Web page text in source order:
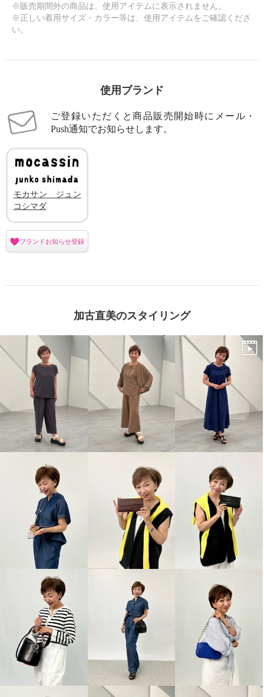
※販売期間外の商品は、使用アイテムに表示されません。
※正しい着用サイズ・カラー等は、使用アイテムをご確認くださ
い。
使用ブランド
ご登録いただくと商品販売開始時にメール・
Push通知でお知らせします。
モカサン ジュン
コシマダ
ブランドお知らせ登録
加古直美のスタイリング